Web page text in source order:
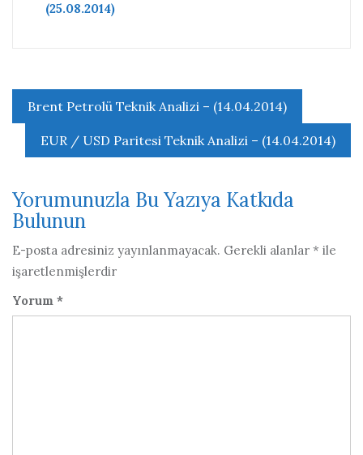
(25.08.2014)
Yazı
gezinmesi
Brent Petrolü Teknik Analizi – (14.04.2014)
EUR / USD Paritesi Teknik Analizi – (14.04.2014)
Yorumunuzla Bu Yazıya Katkıda
Bulunun
E-posta adresiniz yayınlanmayacak. Gerekli alanlar * ile
işaretlenmişlerdir
Yorum *